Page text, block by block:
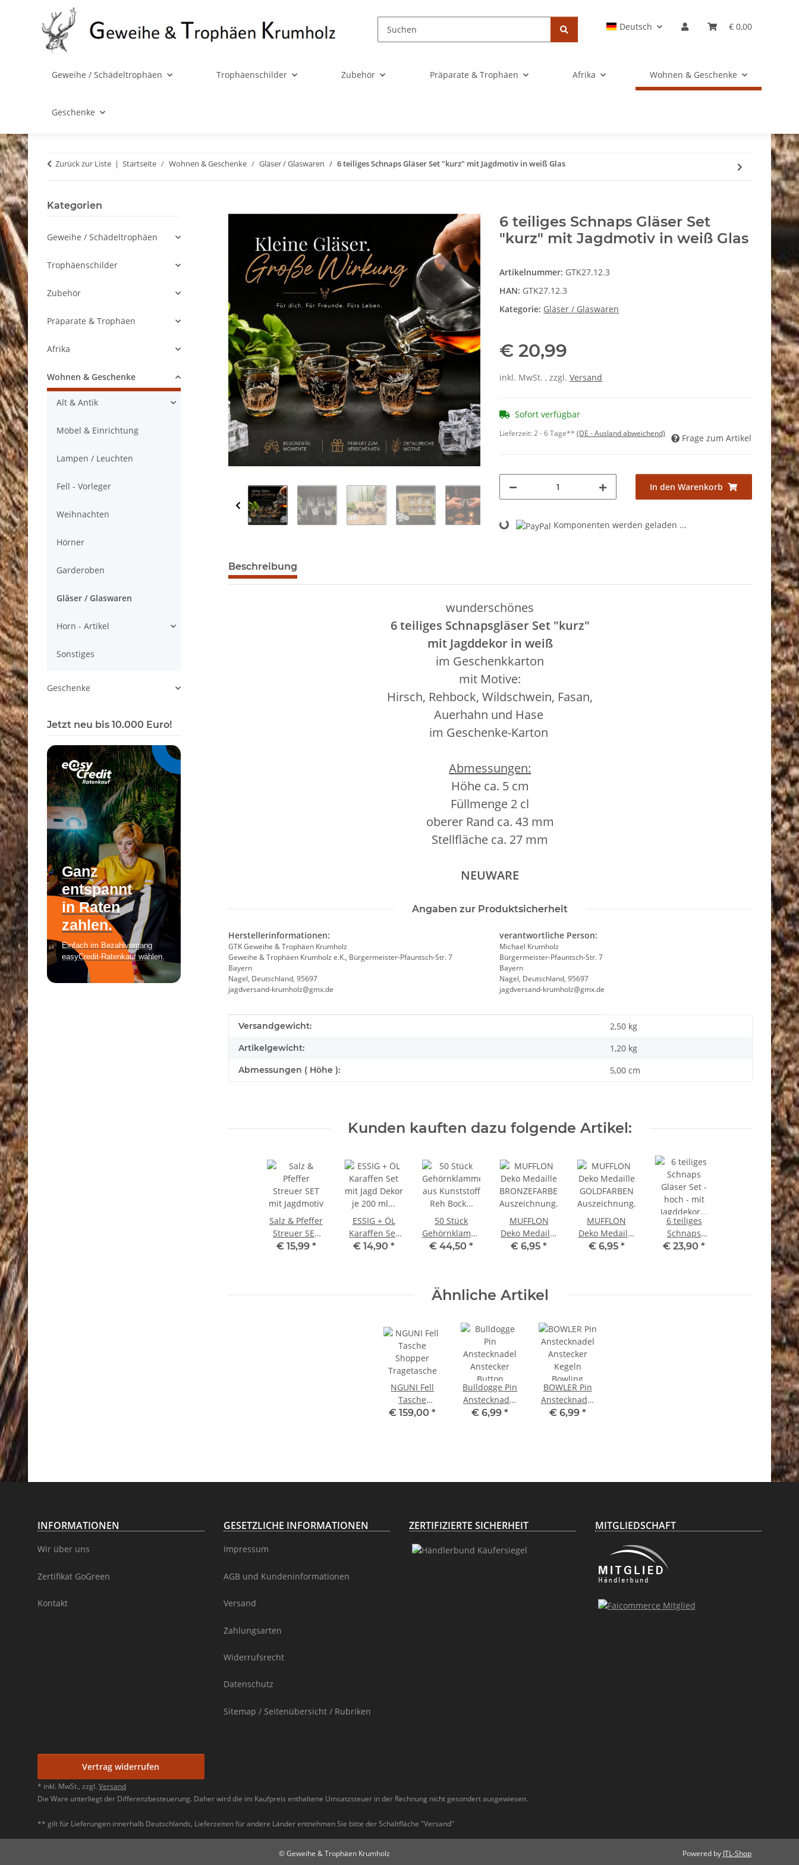
Deutsch € 0,00
Geweihe / Schädeltrophäen Trophäenschilder Zubehör Präparate & Trophäen Afrika Wohnen & Geschenke
Geschenke
Zurück zur Liste Startseite Wohnen & Geschenke Gläser / Glaswaren 6 teiliges Schnaps Gläser Set "kurz" mit Jagdmotiv in weiß Glas
6 teiliges Schnaps Gläser Set
"kurz" mit Jagdmotiv in weiß Glas
Artikelnummer: GTK27.12.3
HAN: GTK27.12.3
Kategorie: Gläser / Glaswaren
€ 20,99
inkl. MwSt. , zzgl.Versand
Sofort verfügbar
Lieferzeit:2 - 6 Tage**(DE - Ausland abweichend) Frage zum Artikel
In den Warenkorb
Loading... Komponenten werden geladen ...
weitere Registerkarten anzeigen
Beschreibung
wunderschönes
6 teiliges Schnapsgläser Set "kurz"
mit Jagddekor in weiß
im Geschenkkarton
mit Motive:
Hirsch, Rehbock, Wildschwein, Fasan,
Auerhahn und Hase
im Geschenke-Karton
Abmessungen:
Höhe ca. 5 cm
Füllmenge 2 cl
oberer Rand ca. 43 mm
Stellfläche ca. 27 mm
NEUWARE
Angaben zur Produktsicherheit
Herstellerinformationen:
GTK Geweihe & Trophäen Krumholz
Geweihe & Trophäen Krumholz e.K., Bürgermeister-Pfauntsch-Str. 7
Bayern
Nagel, Deutschland, 95697
jagdversand-krumholz@gmx.de
verantwortliche Person:
Michael Krumholz
Bürgermeister-Pfauntsch-Str. 7
Bayern
Nagel, Deutschland, 95697
jagdversand-krumholz@gmx.de
Produkteigenschaft
Wert
Versandgewicht: 2,50 kg
Artikelgewicht: 1,20 kg
Abmessungen ( Höhe ): 5,00 cm
Kunden kauften dazu folgende Artikel:
Salz & Pfeffer
Streuer SET
mit Jagdmotiv
€ 15,99 *
ESSIG + ÖL
Karaffen Set
mit Jagd Dekor
€ 14,90 *
50 Stück
Gehörnklammern
aus Kunststoff
Zubehör Set
€ 44,50 *
MUFFLON
Deko Medaille
BRONZEFARBEN
€ 6,95 *
MUFFLON
Deko Medaille
GOLDFARBEN
€ 6,95 *
6 teiliges
Schnaps
Gläser Set -
Kunstseide 2
€ 23,90 *
Ähnliche Artikel
NGUNI Fell
Tasche
Shopper
€ 159,00*
Bulldogge Pin
Anstecknadel
Anstecker
€ 6,99*
BOWLER Pin
Anstecknadel
Anstecker
€ 6,99 *
Kategorien
Geweihe / Schädeltrophäen
Trophäenschilder
Zubehör
Präparate & Trophäen
Afrika
Wohnen & Geschenke
Alt & Antik
Möbel & Einrichtung
Lampen / Leuchten
Fell - Vorleger
Weihnachten
Hörner
Garderoben
Gläser / Glaswaren
Horn - Artikel
Sonstiges
Geschenke
Jetzt neu bis 10.000 Euro!
INFORMATIONEN
Wir über uns
Zertifikat GoGreen
Kontakt
GESETZLICHE INFORMATIONEN
Impressum
AGB und Kundeninformationen
Versand
Zahlungsarten
Widerrufsrecht
Datenschutz
Sitemap / Seitenübersicht / Rubriken
ZERTIFIZIERTE SICHERHEIT MITGLIEDSCHAFT
Vertrag widerrufen
* inkl. MwSt., zzgl. Versand
Die Ware unterliegt der Differenzbesteuerung. Daher wird die im Kaufpreis enthaltene Umsatzsteuer in der Rechnung nicht gesondert ausgewiesen.
** gilt für Lieferungen innerhalb Deutschlands, Lieferzeiten für andere Länder entnehmen Sie bitte der Schaltfläche "Versand"
© Geweihe & Trophäen Krumholz Powered by JTL-Shop